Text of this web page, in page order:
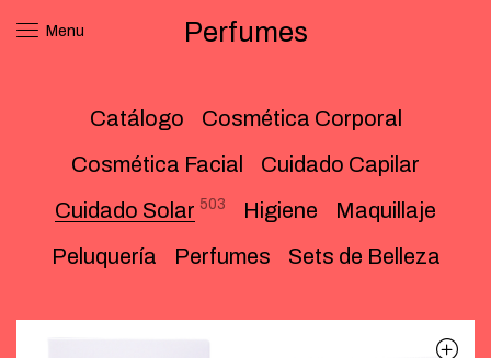
Menu Perfumes
Catálogo
Cosmética Corporal
Cosmética Facial
Cuidado Capilar
Cuidado Solar 503 Higiene
Maquillaje
Peluquería
Perfumes Sets de Belleza